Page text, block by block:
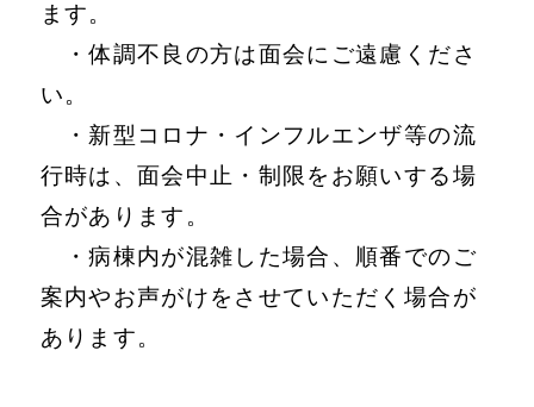
ます。
・体調不良の方は面会にご遠慮くださ
い。
・新型コロナ・インフルエンザ等の流
行時は、面会中止・制限をお願いする場
合があります。
・病棟内が混雑した場合、順番でのご
案内やお声がけをさせていただく場合が
あります。